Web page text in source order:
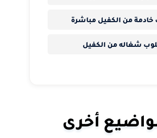
من الكفيل مباشرة
شغاله من الكفيل
أخرى